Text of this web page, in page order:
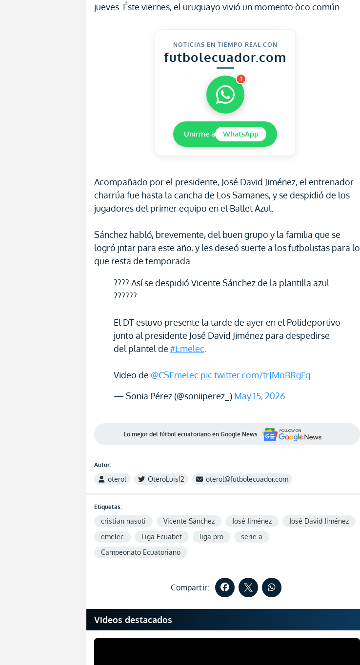
jueves. Éste viernes, el uruguayo vivió un momento òco común.
NOTICIAS EN TIEMPO REAL CON
futbolecuador.com
1
Unirme a WhatsApp
Acompañado por el presidente, José David Jiménez, el entrenador
charrúa fue hasta la cancha de Los Samanes, y se despidió de los
jugadores del primer equipo en el Ballet Azul.
Sánchez habló, brevemente, del buen grupo y la familia que se
logró jntar para este año, y les deseó suerte a los futbolistas para lo
que resta de temporada.
???? Así se despidió Vicente Sánchez de la plantilla azul
??????
El DT estuvo presente la tarde de ayer en el Polideportivo
junto al presidente José David Jiménez para despedirse
del plantel de #Emelec
Video de @CSEmelec pic.twitter.com/trJMoBRgFq
— Sonia Pérez (@soniiperez_) May 15, 2026
Lo mejor del fútbol ecuatoriano en Google News
Autor:
oterol OteroLuis12 oterol@futbolecuador.com
Etiquetas:
cristian nasuti Vicente Sánchez José Jiménez
José David Jiménez
emelec
Liga Ecuabet liga pro
serie a
Campeonato Ecuatoriano
Compartir:
Videos destacados